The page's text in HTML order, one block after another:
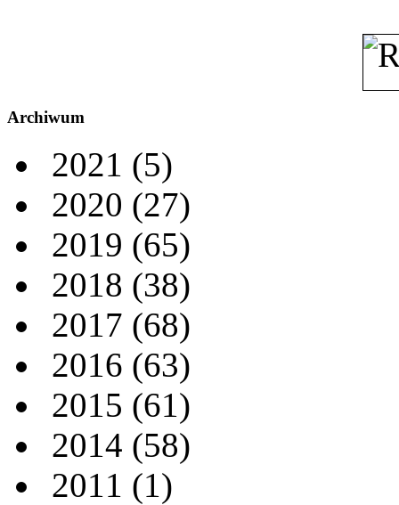
Archiwum
2021 (5)
2020 (27)
2019 (65)
2018 (38)
2017 (68)
2016 (63)
2015 (61)
2014 (58)
2011 (1)